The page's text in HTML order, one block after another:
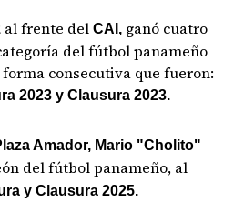
al frente del CAI, ganó cuatro
del fútbol panameño
consecutiva que fueron:
2023 y Clausura 2023.
Amador, Mario "Cholito"
del fútbol panameño, al
y Clausura 2025.